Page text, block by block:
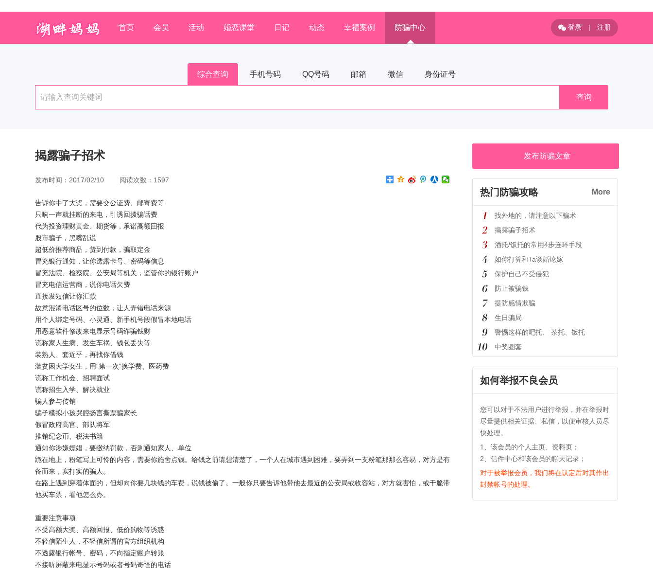
首页 会员 活动 婚恋课堂 日记 动态 幸福案例 防骗中心 登录 | 注册
综合查询 手机号码 QQ号码 邮箱 微信 身份证号
查询
揭露骗子招术
发布时间：2017/02/10 阅读次数：1597
告诉你中了大奖，需要交公证费、邮寄费等
只响一声就挂断的来电，引诱回拨骗话费
代为投资理财黄金、期货等，承诺高额回报
股市骗子，黑嘴乱说
超低价推荐商品，货到付款，骗取定金
冒充银行通知，让你透露卡号、密码等信息
冒充法院、检察院、公安局等机关，监管你的银行账户
冒充电信运营商，说你电话欠费
直接发短信让你汇款
故意混淆电话区号的位数，让人弄错电话来源
用个人绑定号码、小灵通、新手机号段假冒本地电话
用恶意软件修改来电显示号码诈骗钱财
谎称家人生病、发生车祸、钱包丢失等
装熟人、套近乎，再找你借钱
装贫困大学女生，用“第一次”换学费、医药费
谎称工作机会、招聘面试
谎称招生入学、解决就业
骗人参与传销
骗子模拟小孩哭腔扬言撕票骗家长
假冒政府高官、部队将军
推销纪念币、税法书籍
通知你涉嫌嫖娼，要缴纳罚款，否则通知家人、单位
跪在地上，粉笔写上可怜的内容，需要你施舍点钱。给钱之前请想清楚了，一个人在城市遇到困难，要弄到一支粉笔那那么容易，对方是有
备而来，实打实的骗人。
在路上遇到穿着体面的，但却向你要几块钱的车费，说钱被偷了。一般你只要告诉他带他去最近的公安局或收容站，对方就害怕，或干脆带
他买车票，看他怎么办。
重要注意事项
不受高额大奖、高额回报、低价购物等诱惑
不轻信陌生人，不轻信所谓的官方组织机构
不透露银行帐号、密码，不向指定账户转账
不接听屏蔽来电显示号码或者号码奇怪的电话
发布防骗文章
热门防骗攻略 More
找外地的，请注意以下骗术
揭露骗子招术
酒托/饭托的常用4步连环手段
如你打算和Ta谈婚论嫁
保护自己不受侵犯
防止被骗钱
提防感情欺骗
生日骗局
警惕这样的吧托、 茶托、饭托
中奖圈套
如何举报不良会员
您可以对于不法用户进行举报，并在举报时
尽量提供相关证据、私信，以便审核人员尽
快处理。
1、该会员的个人主页、资料页；
2、信件中心和该会员的聊天记录；
对于被举报会员，我们将在认定后对其作出
封禁帐号的处理。